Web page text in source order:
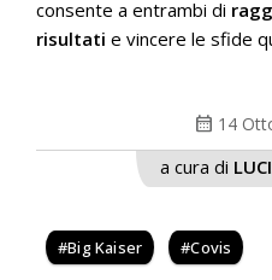
consente a entrambi di
risultati e vincere le sfide
calendar_month 14
a cura di
Big Kaiser Covis